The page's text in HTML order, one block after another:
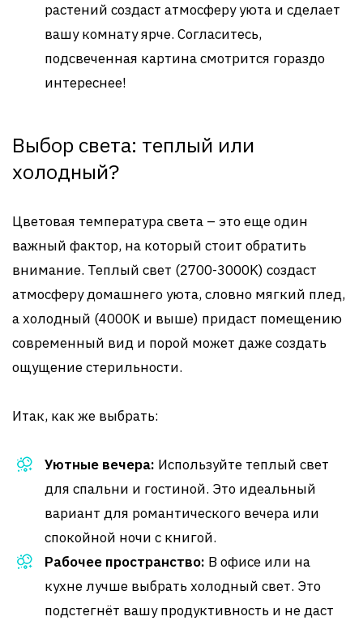
растений создаст атмосферу уюта и сделает
вашу комнату ярче. Согласитесь,
подсвеченная картина смотрится гораздо
интереснее!
Выбор света: теплый или
холодный?
Цветовая температура света – это еще один
важный фактор, на который стоит обратить
внимание. Теплый свет (2700-3000K) создаст
атмосферу домашнего уюта, словно мягкий плед,
а холодный (4000K и выше) придаст помещению
современный вид и порой может даже создать
ощущение стерильности.
Итак, как же выбрать:
Уютные вечера: Используйте теплый свет
для спальни и гостиной. Это идеальный
вариант для романтического вечера или
спокойной ночи с книгой.
Рабочее пространство: В офисе или на
кухне лучше выбрать холодный свет. Это
подстегнёт вашу продуктивность и не даст